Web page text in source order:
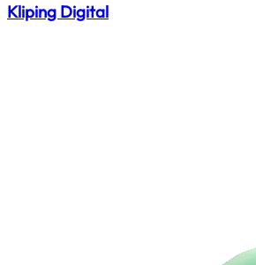
Kliping Digital